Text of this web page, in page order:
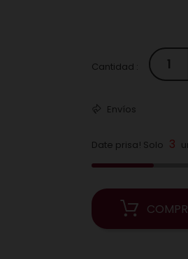
Cantidad :
Envíos
Date prisa! Solo 3